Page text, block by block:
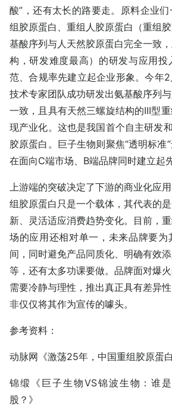
酸”，还有太长的路要走。原料企业
组胶原蛋白、重组人胶原蛋白（重组
基酸序列与人天然胶原蛋白完全一致
构，研发难度最高）的研发与应用投
范、合规率先建立起企业形象。今年
技术专家团队成功研发出氨基酸序列
一致，且具有天然三螺旋结构的III型
现产业化。这也是我国首个自主研发
胶原蛋白。巨子生物则聚焦“透明标准
在面向C端市场、B端品牌同时建立起
上游端的突破决定了下游的商业化应
组胶原蛋白只是一个载体，其代表的
新、灵活适应消费趋势变化。目前，
场的应用还相对单一，未来品牌要为
间，同时避免产品同质化、明确有效
等，还有太多功课要做。品牌面对爆
需要冷静与理性，推出真正具有差异
非仅仅将其作为宣传的噱头。
参考资料：
动脉网《激荡25年，中国重组胶原蛋
锦缎《巨子生物VS锦波生物：谁
股？》